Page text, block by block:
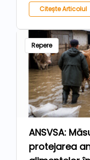
Citește Articolul
Repere
ANSVSA:
protejarea